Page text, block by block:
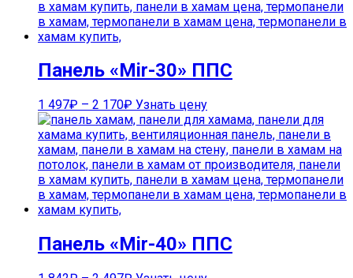
Панель «Mir-30» ППС
1 497₽ – 2 170₽ Узнать цену
Панель «Mir-40» ППС